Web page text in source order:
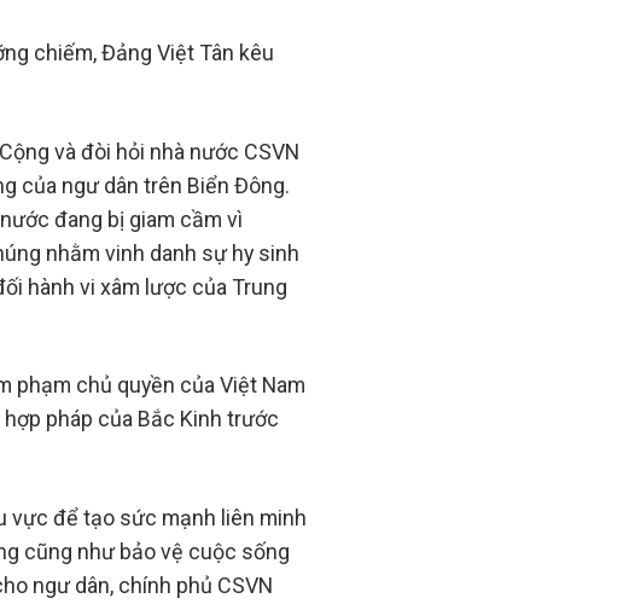
chiếm, Đảng Việt Tân kêu
và đòi hỏi nhà nước CSVN
của ngư dân trên Biển Đông.
đang bị giam cầm vì
nhằm vinh danh sự hy sinh
hành vi xâm lược của Trung
phạm chủ quyền của Việt Nam
pháp của Bắc Kinh trước
vực để tạo sức mạnh liên minh
cũng như bảo vệ cuộc sống
ngư dân, chính phủ CSVN